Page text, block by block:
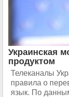
Украинская
продуктом
Телеканалы
правила о
язык. По